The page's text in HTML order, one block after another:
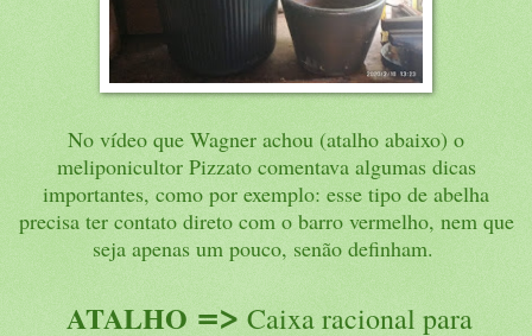
No vídeo que Wagner achou (atalho abaixo) o
meliponicultor Pizzato comentava algumas dicas
importantes, como por exemplo: esse tipo de abelha
precisa ter contato direto com o barro vermelho, nem que
seja apenas um pouco, senão definham.
ATALHO => Caixa racional para